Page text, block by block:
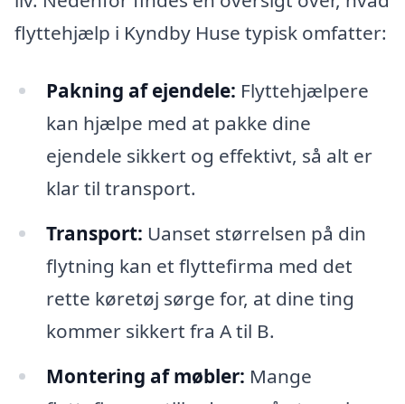
flyttehjælp i Kyndby Huse typisk omfatter:
Pakning af ejendele: Flyttehjælpere
kan hjælpe med at pakke dine
ejendele sikkert og effektivt, så alt er
klar til transport.
Transport: Uanset størrelsen på din
flytning kan et flyttefirma med det
rette køretøj sørge for, at dine ting
kommer sikkert fra A til B.
Montering af møbler: Mange